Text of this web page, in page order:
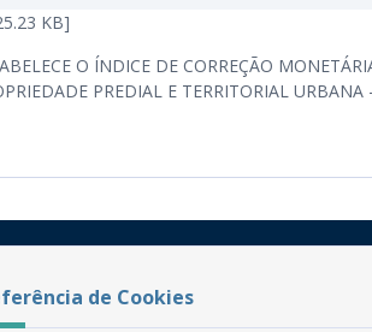
KB]
O ÍNDICE DE CORREÇÃO
PREDIAL E TERRITORIAL
de Cookies